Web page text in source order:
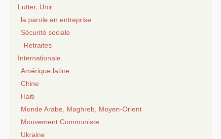
Lutter, Unir...
la parole en entreprise
Sécurité sociale
Retraites
Internationale
Amérique latine
Chine
Haiti
Monde Arabe, Maghreb, Moyen-Orient
Mouvement Communiste
Ukraine